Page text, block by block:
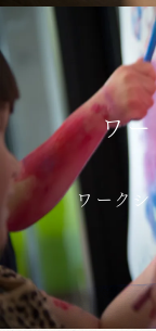
ワ
ワークシ